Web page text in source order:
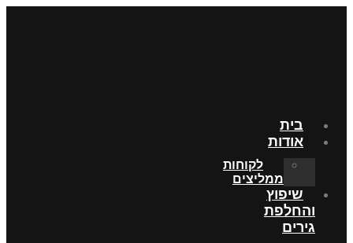
בית
אודות
לקוחות
ממליצים
שיפוץ
והחלפת
גירים